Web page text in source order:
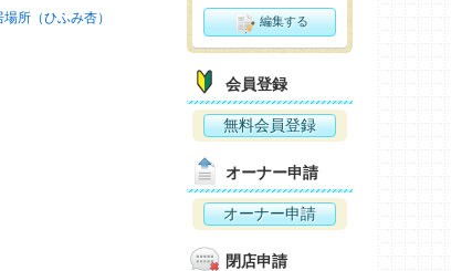
所（ひふみ杏） 編集する
会員登録
無料会員登録
オーナー申請
オーナー申請
閉店申請